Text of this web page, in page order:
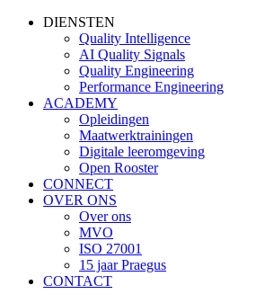
DIENSTEN
Quality Intelligence
AI Quality Signals
Quality Engineering
Performance Engineering
ACADEMY
Opleidingen
Maatwerktrainingen
Digitale leeromgeving
Open Rooster
CONNECT
OVER ONS
Over ons
MVO
ISO 27001
15 jaar Praegus
CONTACT